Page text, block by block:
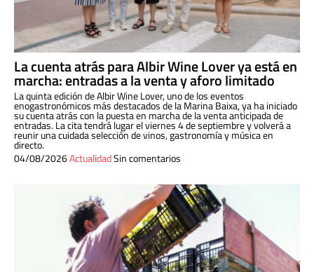
La cuenta atrás para Albir Wine Lover ya está en
marcha: entradas a la venta y aforo limitado
La quinta edición de Albir Wine Lover, uno de los eventos
enogastronómicos más destacados de la Marina Baixa, ya ha iniciado
su cuenta atrás con la puesta en marcha de la venta anticipada de
entradas. La cita tendrá lugar el viernes 4 de septiembre y volverá a
reunir una cuidada selección de vinos, gastronomía y música en
directo.
04/08/2026ActualidadSin comentarios